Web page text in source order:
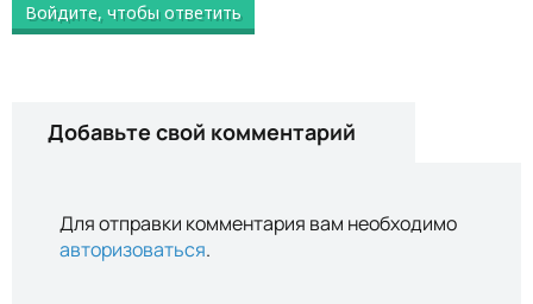
Войдите, чтобы ответить
Добавьте свой комментарий
Для отправки комментария вам необходимо
авторизоваться.